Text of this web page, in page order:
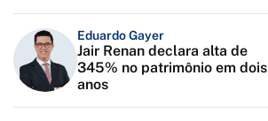
Eduardo Gayer
Jair Renan declara alta de
345% no patrimônio em dois
anos